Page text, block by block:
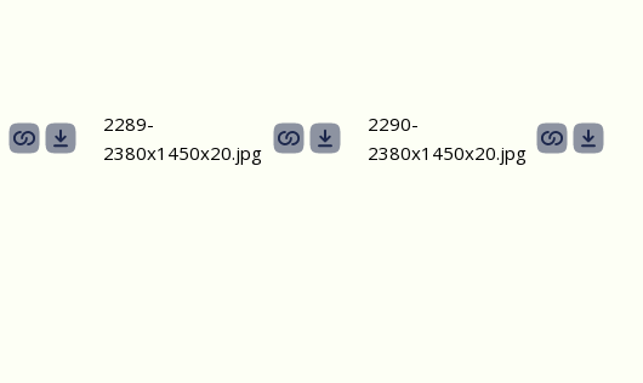
2289-
2380х1450х20.jpg
2290-
2380х1450х20.jpg